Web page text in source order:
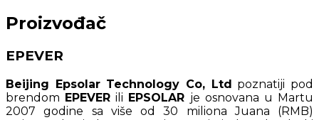
Proizvođač
EPEVER
Beijing Epsolar Technology Co, Ltd poznatiji pod
brendom EPEVER ili EPSOLAR je osnovana u Martu
2007 godine sa više od 30 miliona Juana (RMB)